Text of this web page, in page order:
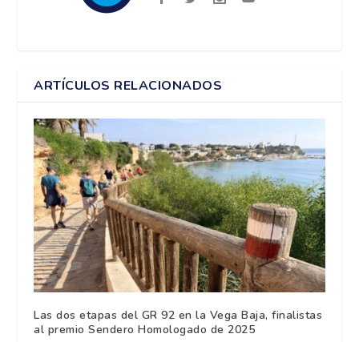
ARTÍCULOS RELACIONADOS
Las dos etapas del GR 92 en la Vega Baja, finalistas
al premio Sendero Homologado de 2025